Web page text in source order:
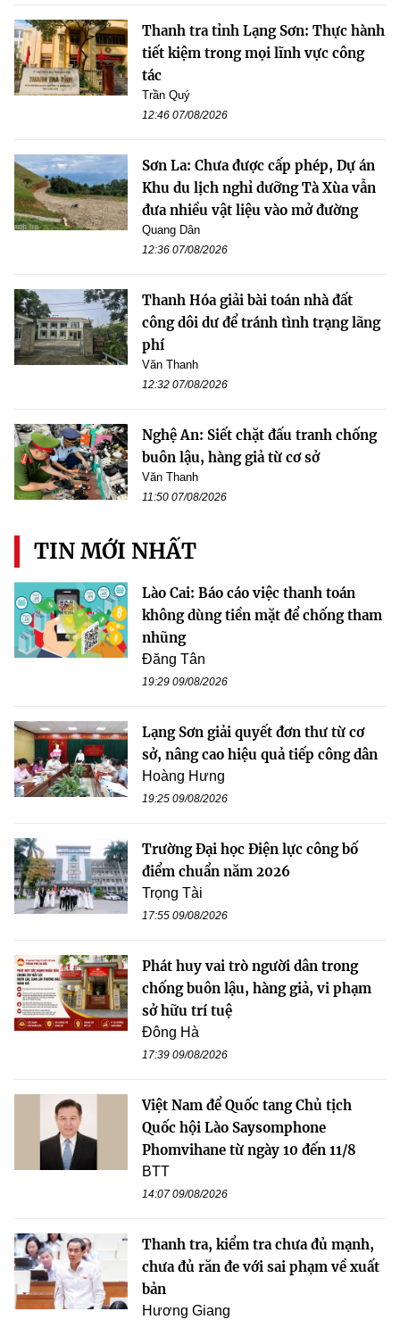
Thanh tra tỉnh Lạng Sơn: Thực hành
tiết kiệm trong mọi lĩnh vực công
tác
Trần Quý
12:46 07/08/2026
Sơn La: Chưa được cấp phép, Dự án
Khu du lịch nghỉ dưỡng Tà Xùa vẫn
đưa nhiều vật liệu vào mở đường
Quang Dân
12:36 07/08/2026
Thanh Hóa giải bài toán nhà đất
công dôi dư để tránh tình trạng lãng
phí
Văn Thanh
12:32 07/08/2026
Nghệ An: Siết chặt đấu tranh chống
buôn lậu, hàng giả từ cơ sở
Văn Thanh
11:50 07/08/2026
TIN MỚI NHẤT
Lào Cai: Báo cáo việc thanh toán
không dùng tiền mặt để chống tham
nhũng
Đăng Tân
19:29 09/08/2026
Lạng Sơn giải quyết đơn thư từ cơ
sở, nâng cao hiệu quả tiếp công dân
Hoàng Hưng
19:25 09/08/2026
Trường Đại học Điện lực công bố
điểm chuẩn năm 2026
Trọng Tài
17:55 09/08/2026
Phát huy vai trò người dân trong
chống buôn lậu, hàng giả, vi phạm
sở hữu trí tuệ
Đông Hà
17:39 09/08/2026
Việt Nam để Quốc tang Chủ tịch
Quốc hội Lào Saysomphone
Phomvihane từ ngày 10 đến 11/8
BTT
14:07 09/08/2026
Thanh tra, kiểm tra chưa đủ mạnh,
chưa đủ răn đe với sai phạm về xuất
bản
Hương Giang